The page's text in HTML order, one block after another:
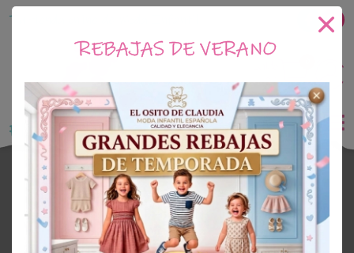
El Osito de Claudia
Tu tienda online de Moda Infantil
0€
Vestidos
NIÑA
REBAJAS DE VERANO